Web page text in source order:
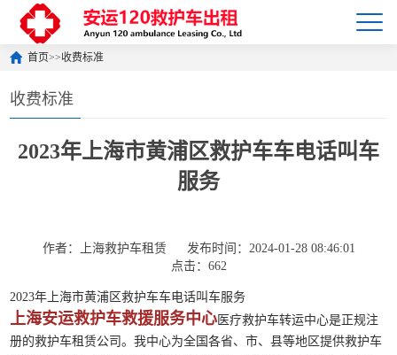
首页>>收费标准
收费标准
2023年上海市黄浦区救护车车电话叫车
服务
作者：上海救护车租赁
发布时间：2024-01-28 08:46:01
点击：662
2023年上海市黄浦区救护车车电话叫车服务
上海安运救护车救援服务中心 医疗救护车转运中心是正规注
册的救护车租赁公司。我中心为全国各省、市、县等地区提供救护车